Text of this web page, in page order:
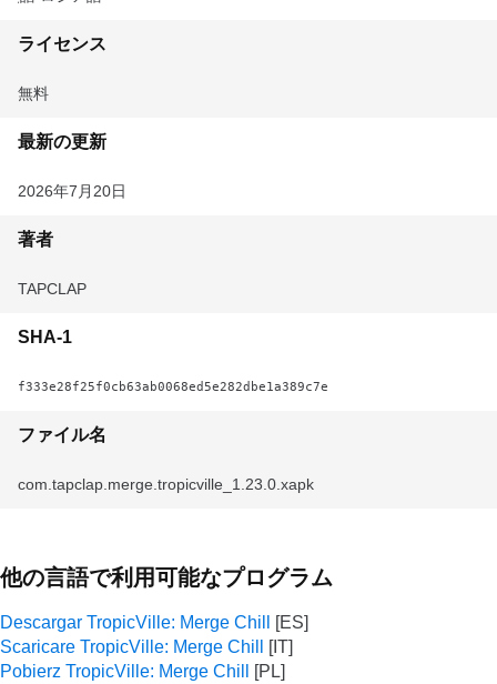
ライセンス
無料
最新の更新
2026年7月20日
著者
TAPCLAP
SHA-1
f333e28f25f0cb63ab0068ed5e282dbe1a389c7e
ファイル名
com.tapclap.merge.tropicville_1.23.0.xapk
他の言語で利用可能なプログラム
Descargar TropicVille: Merge Chill
Scaricare TropicVille: Merge Chill
Pobierz TropicVille: Merge Chill